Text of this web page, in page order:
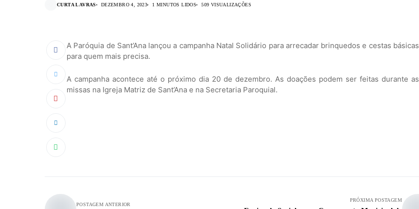
CURTA LAVRAS DEZEMBRO 4, 2023 1 MINUTOS LIDOS 509 VISUALIZAÇÕES
A Paróquia de Sant’Ana lançou a campanha Natal Solidário para arrecadar brinquedos e cestas básicas
para quem mais precisa.
A campanha acontece até o próximo dia 20 de dezembro. As doações podem ser feitas durante as
missas na Igreja Matriz de Sant’Ana e na Secretaria Paroquial.
POSTAGEM ANTERIOR
PRÓXIMA POSTAGEM